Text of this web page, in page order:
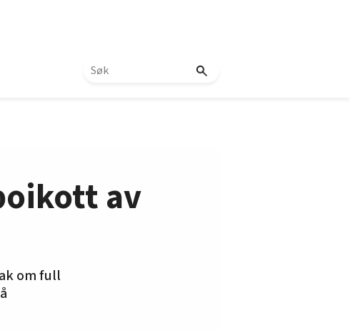
av
om full